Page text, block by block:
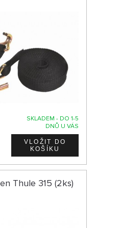
SKLADEM - DO 1-5
DNŮ U VÁS
Thule 315 (2ks)